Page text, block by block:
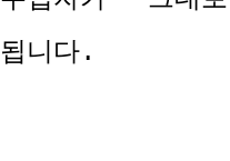
됩니다.